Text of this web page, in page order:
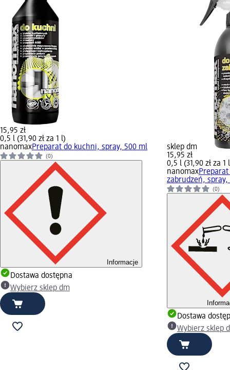
15,95 zł
0,5 l (31,90 zł za 1 l)
nanomaxPreparat do kuchni, spray, 500 ml
(0)
Informacje
Dostawa dostępna
Wybierz sklep dm
sklep dm
15,95 zł
0,5 l (31,90 zł za 1
nanomaxPreparat
zabrudzeń, spray,
(0)
Dostawa
Wybierz sklep